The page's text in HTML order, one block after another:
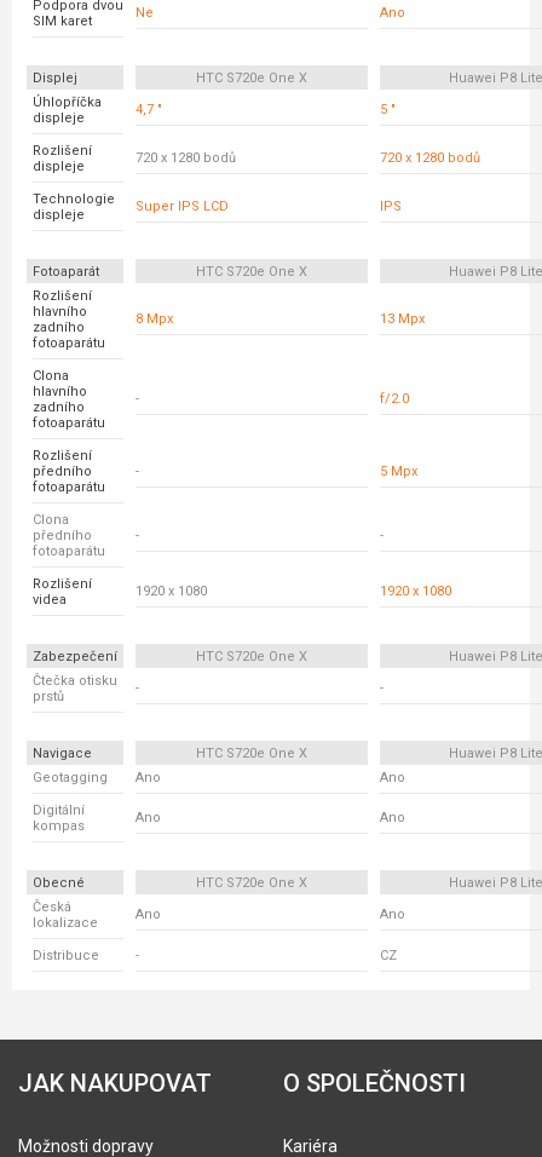
Podpora dvou
SIM karet
Ne Ano
Displej HTC S720e One X
Huawei P8 Lite
Úhlopříčka
displeje
4,7 " 5 "
Rozlišení
displeje
720 x 1280 bodů 720 x 1280 bodů
Technologie
displeje
Super IPS LCD IPS
Fotoaparát HTC S720e One X
Huawei P8 Lite
Rozlišení
hlavního
zadního
fotoaparátu
8 Mpx 13 Mpx
Clona
hlavního
zadního
fotoaparátu
- f/2.0
Rozlišení
předního
fotoaparátu
- 5 Mpx
Clona
předního
fotoaparátu
- -
Rozlišení
videa
1920 x 1080 1920 x 1080
Zabezpečení HTC S720e One X
Huawei P8 Lite
Čtečka otisku
prstů
- -
Navigace HTC S720e One X
Huawei P8 Lite
Geotagging
Ano Ano
Digitální
kompas
Ano Ano
Obecné HTC S720e One X
Huawei P8 Lite
Česká
lokalizace
Ano Ano
Distribuce - CZ
JAK NAKUPOVAT
Možnosti dopravy
O SPOLEČNOSTI
Kariéra